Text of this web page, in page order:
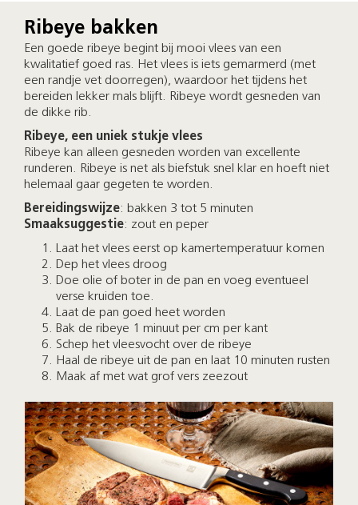
Ribeye bakken
Een goede ribeye begint bij mooi vlees van een
kwalitatief goed ras. Het vlees is iets gemarmerd (met
een randje vet doorregen), waardoor het tijdens het
bereiden lekker mals blijft. Ribeye wordt gesneden van
de dikke rib.
Ribeye, een uniek stukje vlees
Ribeye kan alleen gesneden worden van excellente
runderen. Ribeye is net als biefstuk snel klar en hoeft niet
helemaal gaar gegeten te worden.
Bereidingswijze: bakken 3 tot 5 minuten
Smaaksuggestie: zout en peper
Laat het vlees eerst op kamertemperatuur komen
Dep het vlees droog
Doe olie of boter in de pan en voeg eventueel
verse kruiden toe.
Laat de pan goed heet worden
Bak de ribeye 1 minuut per cm per kant
Schep het vleesvocht over de ribeye
Haal de ribeye uit de pan en laat 10 minuten rusten
Maak af met wat grof vers zeezout